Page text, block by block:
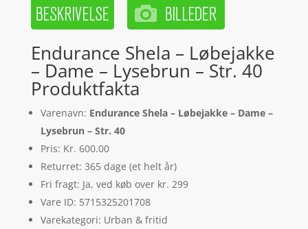
Endurance Shela – Løbejakke
– Dame – Lysebrun – Str. 40
Produktfakta
Varenavn: Endurance Shela – Løbejakke – Dame –
Lysebrun – Str. 40
Pris: Kr. 600.00
Returret: 365 dage (et helt år)
Fri fragt: Ja, ved køb over kr. 299
Vare ID: 5715325201708
Varekategori: Urban & fritid